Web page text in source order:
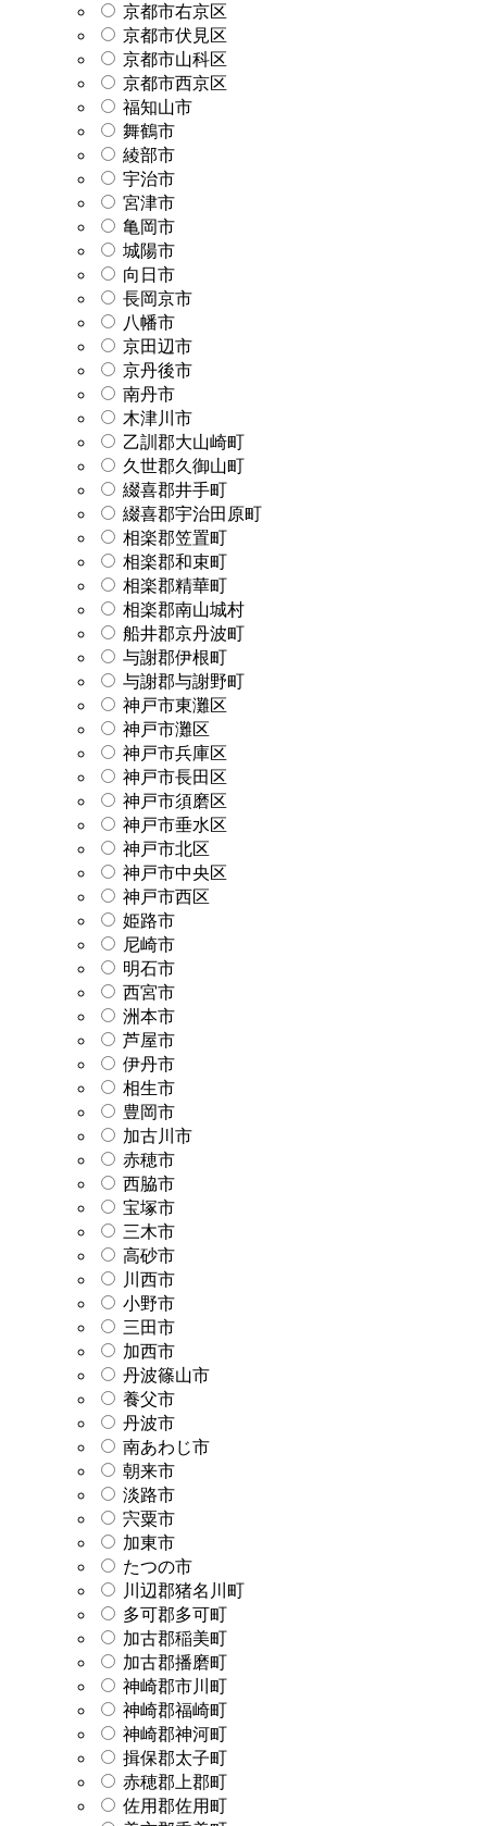
京都市右京区
京都市伏見区
京都市山科区
京都市西京区
福知山市
舞鶴市
綾部市
宇治市
宮津市
亀岡市
城陽市
向日市
長岡京市
八幡市
京田辺市
京丹後市
南丹市
木津川市
乙訓郡大山崎町
久世郡久御山町
綴喜郡井手町
綴喜郡宇治田原町
相楽郡笠置町
相楽郡和束町
相楽郡精華町
相楽郡南山城村
船井郡京丹波町
与謝郡伊根町
与謝郡与謝野町
神戸市東灘区
神戸市灘区
神戸市兵庫区
神戸市長田区
神戸市須磨区
神戸市垂水区
神戸市北区
神戸市中央区
神戸市西区
姫路市
尼崎市
明石市
西宮市
洲本市
芦屋市
伊丹市
相生市
豊岡市
加古川市
赤穂市
西脇市
宝塚市
三木市
高砂市
川西市
小野市
三田市
加西市
丹波篠山市
養父市
丹波市
南あわじ市
朝来市
淡路市
宍粟市
加東市
たつの市
川辺郡猪名川町
多可郡多可町
加古郡稲美町
加古郡播磨町
神崎郡市川町
神崎郡福崎町
神崎郡神河町
揖保郡太子町
赤穂郡上郡町
佐用郡佐用町